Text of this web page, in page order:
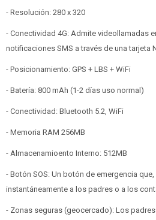
- Resolución: 280 x 320
- Conectividad 4G: Admite videollamadas
notificaciones SMS a través de una tarjeta
- Posicionamiento: GPS + LBS + WiFi
- Batería: 800 mAh (1-2 días uso normal)
- Conectividad: Bluetooth 5.2, WiFi
- Memoria RAM 256MB
- Almacenamioento Interno: 512MB
- Botón SOS: Un botón de emergencia
instantáneamente a los padres o a los
- Zonas seguras (geocercado): Los